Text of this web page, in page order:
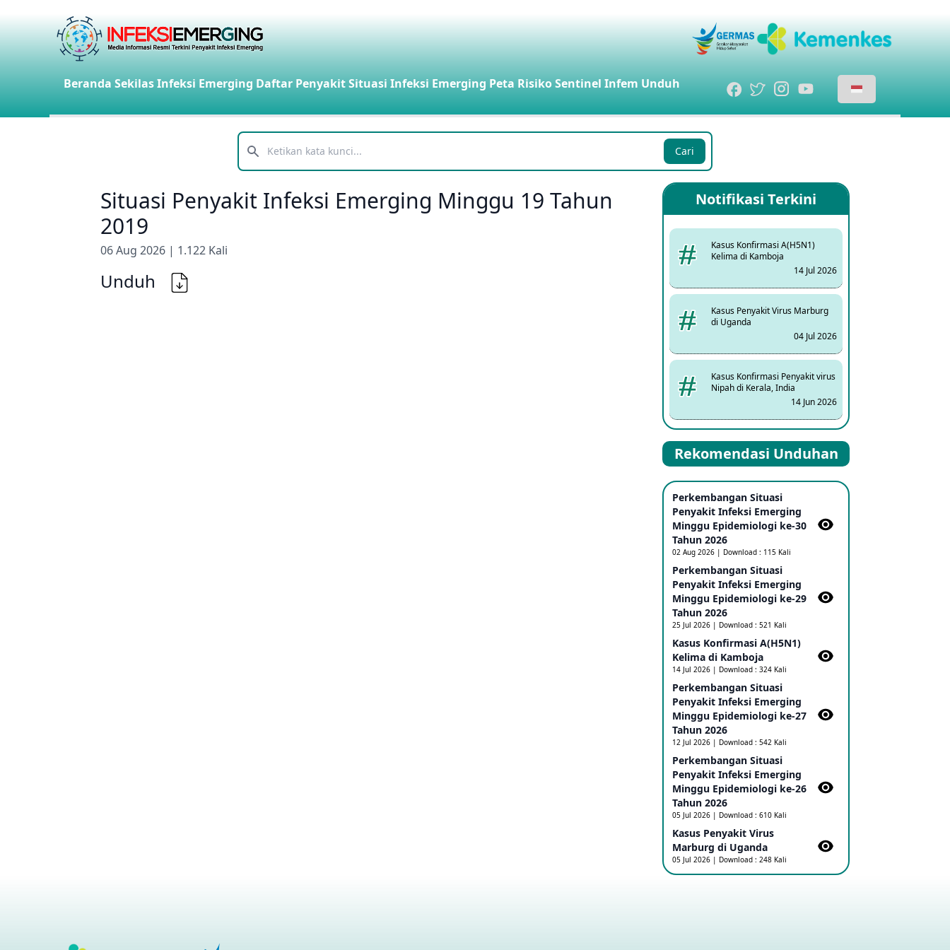
Beranda Sekilas Infeksi Emerging Daftar PenyakitSituasi Infeksi Emerging Peta RisikoSentinel Infem Unduh
Telusuri Cari
Situasi Penyakit Infeksi Emerging Minggu 19 Tahun
2019
06 Aug 2026 | 1.122 Kali
Unduh
Notifikasi Terkini
Kasus Konfirmasi A(H5N1)
Kelima di Kamboja
14 Jul 2026
Kasus Penyakit Virus Marburg
di Uganda
04 Jul 2026
Kasus Konfirmasi Penyakit virus
Nipah di Kerala, India
14 Jun 2026
Kasus Dicurigai Penyakit virus
Nipah di Kerala, India
12 Jun 2026
Mpox Clade 1b di Taiwan
25 May 2026
Update Informasi PHEIC
Penyakit Ebola
23 May 2026
Penetapan Outbreak Penyakit
Ebola di RD Kongo dan Uganda
Sebagai PHEIC
Outbreak Penyakti Ebola di RD
Kongo
Kasus Konfirmasi A(H5NN6) di
Cina
Update Penyakit Virus Hanta
Tipe HPS di Kapal Pesiar MV
Hondius
08 May 2026
Rekomendasi Unduhan
Perkembangan Situasi
Penyakit Infeksi Emerging
Minggu Epidemiologi ke-30
Tahun 2026
02 Aug 2026 | Download : 115 Kali
Perkembangan Situasi
Penyakit Infeksi Emerging
Minggu Epidemiologi ke-29
Tahun 2026
25 Jul 2026 | Download : 521 Kali
Kasus Konfirmasi A(H5N1)
Kelima di Kamboja​
14 Jul 2026 | Download : 324 Kali
Perkembangan Situasi
Penyakit Infeksi Emerging
Minggu Epidemiologi ke-27
Tahun 2026
12 Jul 2026 | Download : 542 Kali
Perkembangan Situasi
Penyakit Infeksi Emerging
Minggu Epidemiologi ke-26
Tahun 2026
05 Jul 2026 | Download : 610 Kali
Kasus Penyakit Virus
Marburg di Uganda
05 Jul 2026 | Download : 248 Kali